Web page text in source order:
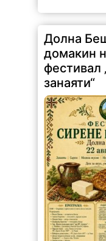
Долна
домакин
фестивал
занаяти“